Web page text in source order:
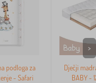
podloga za
- Safari
Dječji
BABY -
>